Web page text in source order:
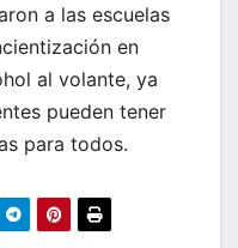
a las escuelas
en
al volante, ya
pueden tener
para todos.